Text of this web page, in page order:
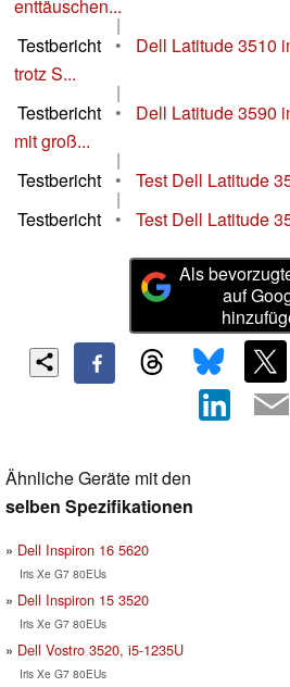
enttäuschen...
|
Testbericht
•
Dell Latitude 3510
trotz S...
|
Testbericht
•
Dell Latitude 3590
mit groß...
|
Testbericht
• Test Dell Latitude
|
Testbericht
• Test Dell Latitude
Als
auf
Ähnliche Geräte mit den
selben Spezifikationen
Dell Inspiron 16 5620
Iris Xe G7 80EUs
Dell Inspiron 15 3520
Iris Xe G7 80EUs
Dell Vostro 3520, i5-1235U
Iris Xe G7 80EUs